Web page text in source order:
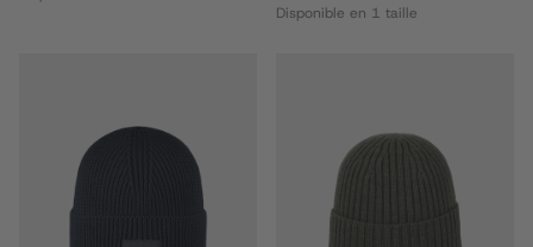
RÉGULIER
Disponible en 1 taille